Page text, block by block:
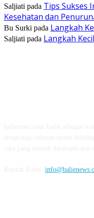
Saljiati pada Tips Sukses
Kesehatan dan
Bu Surki pada Langkah
Saljiati pada Langkah